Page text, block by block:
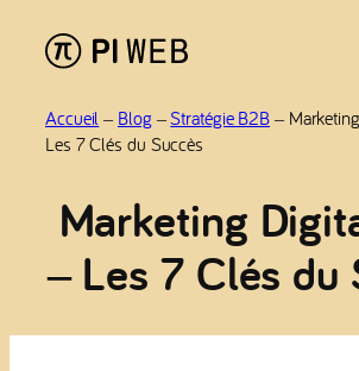
Accueil – Blog–Stratégie B2B –
Les 7 Clés du Succès
Marketing
– Les 7 Clés du